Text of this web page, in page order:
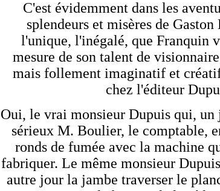
C'est évidemment dans les
splendeurs et misères de
l'unique, l'inégalé, que Franquin
mesure de son talent de
mais follement imaginatif et
chez l'éditeur
Oui, le vrai monsieur Dupuis qui, un
sérieux M. Boulier, le comptable,
ronds de fumée avec la machine
fabriquer. Le même monsieur
autre jour la jambe traverser le